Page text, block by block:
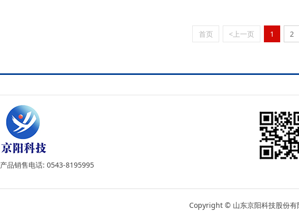
首页 <上一页 1 2
产品销售电话: 0543-8195995
Copyright © 山东京阳科技股份